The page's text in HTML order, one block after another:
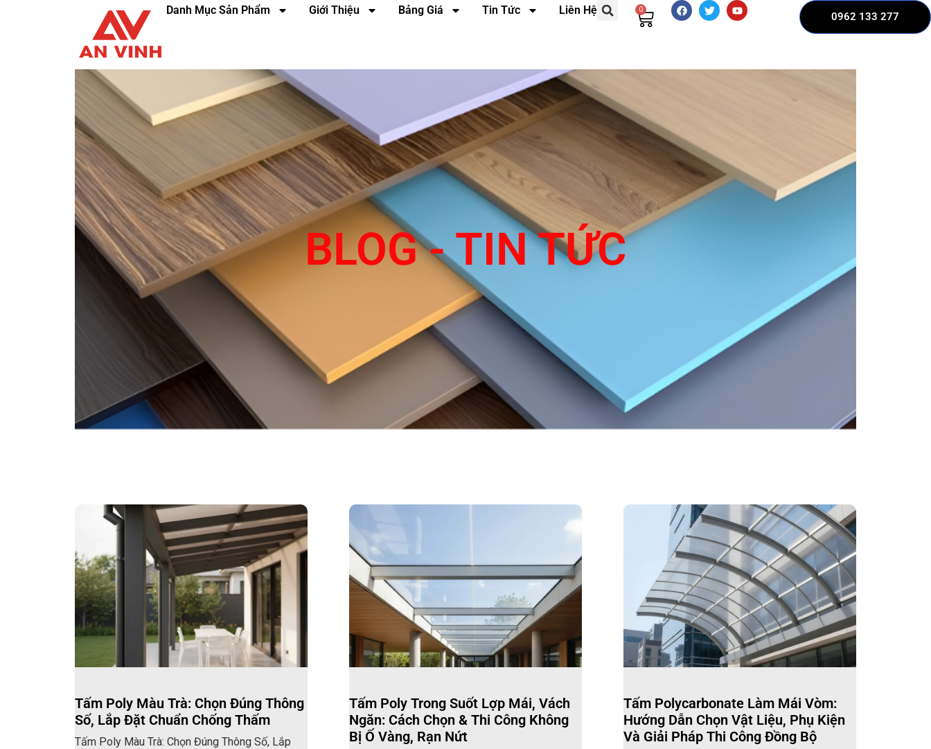
Danh Mục Sản Phẩm Giới Thiệu Bảng Giá Tin Tức Liên Hệ 0
0962 133 277
BLOG - TIN TỨC
Tấm Poly Màu Trà: Chọn Đúng Thông
Số, Lắp Đặt Chuẩn Chống Thấm
Tấm Poly Màu Trà: Chọn Đúng Thông Số, Lắp
Tấm Poly Trong Suốt Lợp Mái, Vách
Ngăn: Cách Chọn & Thi Công Không
Bị Ố Vàng, Rạn Nứt
Tấm Polycarbonate Làm Mái Vòm:
Hướng Dẫn Chọn Vật Liệu, Phụ Kiện
Và Giải Pháp Thi Công Đồng Bộ